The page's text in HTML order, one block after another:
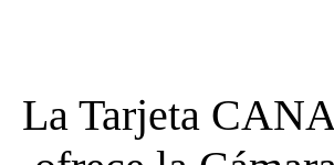
La Tarjeta